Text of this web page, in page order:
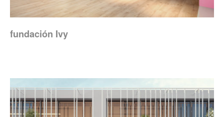
fundación Ivy